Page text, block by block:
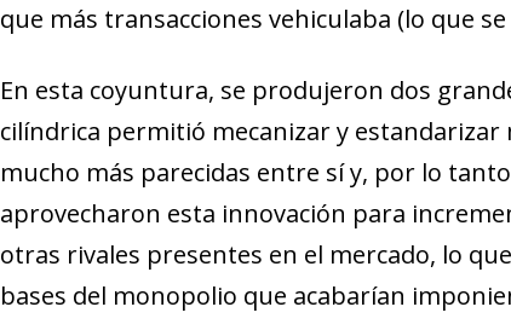
que más transacciones vehiculaba (lo que
En esta coyuntura, se produjeron dos
cilíndrica permitió mecanizar y
mucho más parecidas entre sí y, por lo
aprovecharon esta innovación para
otras rivales presentes en el mercado, lo
bases del monopolio que acabarían